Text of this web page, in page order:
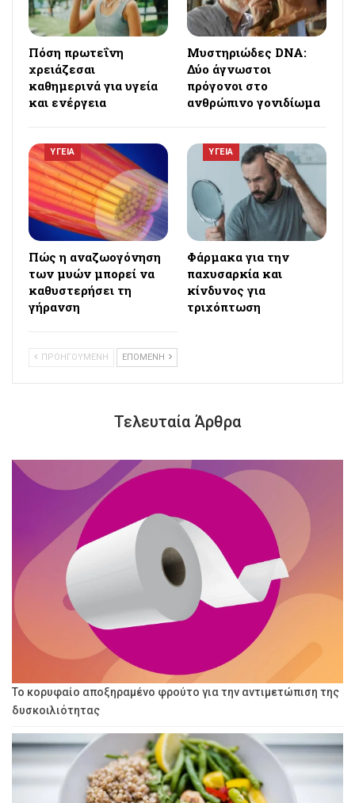
Πόση πρωτεΐνη
χρειάζεσαι
καθημερινά για υγεία
και ενέργεια
Μυστηριώδες DNA:
Δύο άγνωστοι
πρόγονοι στο
ανθρώπινο γονιδίωμα
ΥΓΕΙΑ
Πώς η αναζωογόνηση
των μυών μπορεί να
καθυστερήσει τη
γήρανση
ΥΓΕΙΑ
Φάρμακα για την
παχυσαρκία και
κίνδυνος για
τριχόπτωση
ΠΡΟΗΓΟΥΜΕΝΗ ΕΠΟΜΕΝΗ
Τελευταία Άρθρα
Το κορυφαίο αποξηραμένο φρούτο για την αντιμετώπιση της
δυσκοιλιότητας